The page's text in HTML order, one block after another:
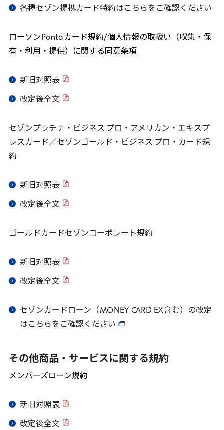
各種セゾン提携カード特約はこちらをご確認ください
ローソン Ponta カード規約/個人情報の取扱い（収集・保
有・利用・提供）に関する同意条項
新旧対照表
改定後全文
セゾンプラチナ・ビジネス プロ・アメリカン・エキスプ
レスカード／セゾンゴールド・ビジネス プロ・カード規
約
新旧対照表
改定後全文
ゴールドカードセゾンコーポレート規約
新旧対照表
改定後全文
セゾンカードローン（MONEY CARD EX含む）の改定
はこちらをご確認ください
その他商品・サービスに関する規約
メンバーズローン規約
新旧対照表
改定後全文